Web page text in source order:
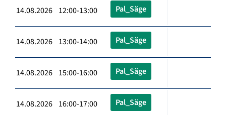
14.08.2026 12:00-13:00 Pal_Säge
14.08.2026 13:00-14:00 Pal_Säge
14.08.2026 15:00-16:00 Pal_Säge
14.08.2026 16:00-17:00 Pal_Säge